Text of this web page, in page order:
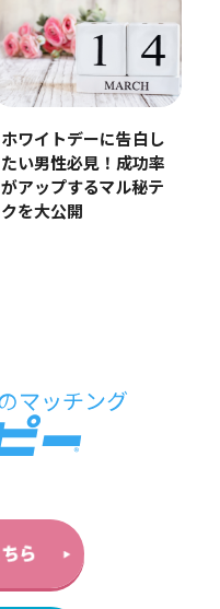
ホワイトデーに告白し
たい男性必見！成功率
がアップするマル秘テ
クを大公開